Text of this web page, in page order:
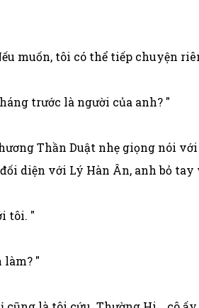
muốn, tôi có thể tiếp chuyện
trước là người của anh? "
Thần Duật nhẹ giọng nói
diện với Lý Hàn Ân, anh bỏ tay
tôi. "
làm? "